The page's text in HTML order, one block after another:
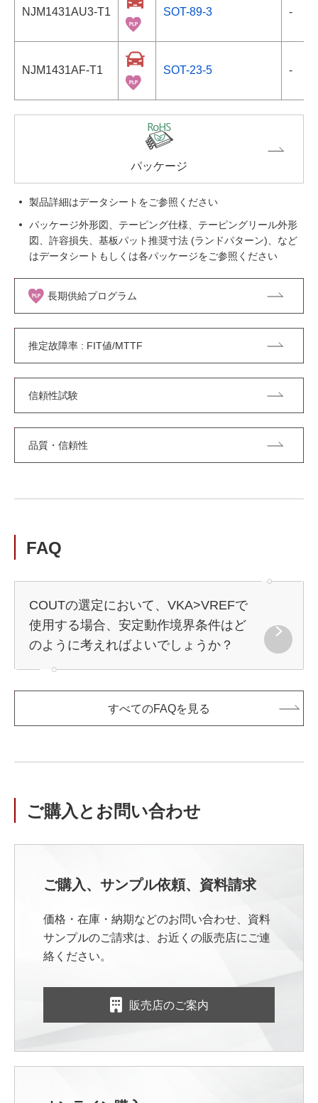
NJM1431AU3-T1 SOT-89-3 -
NJM1431AF-T1 SOT-23-5 -
パッケージ
製品詳細はデータシートをご参照ください
パッケージ外形図、テーピング仕様、テーピングリール外形
図、許容損失、基板パット推奨寸法 (ランドパターン)、など
はデータシートもしくは各パッケージをご参照ください
長期供給プログラム
推定故障率 : FIT値/MTTF
信頼性試験
品質・信頼性
FAQ
COUTの選定において、VKA>VREFで
使用する場合、安定動作境界条件はど
のように考えればよいでしょうか？
すべてのFAQを見る
ご購入とお問い合わせ
ご購入、サンプル依頼、資料請求
価格・在庫・納期などのお問い合わせ、資料
サンプルのご請求は、お近くの販売店にご連
絡ください。
販売店のご案内